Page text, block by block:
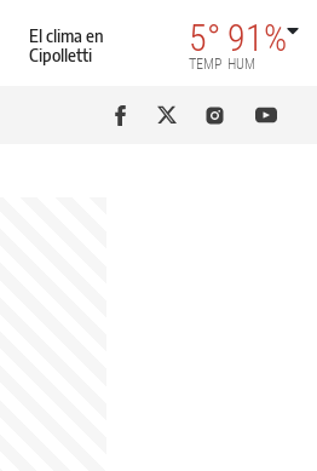
El clima en
Cipolletti
5°
TEMP
91%
HUM